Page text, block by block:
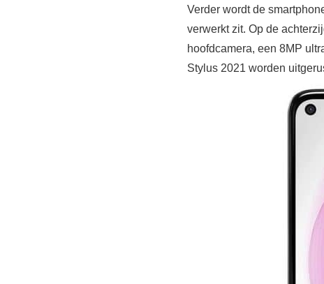
Verder wordt de
verwerkt zit. Op de
hoofdcamera, een 8MP
Stylus 2021 worden